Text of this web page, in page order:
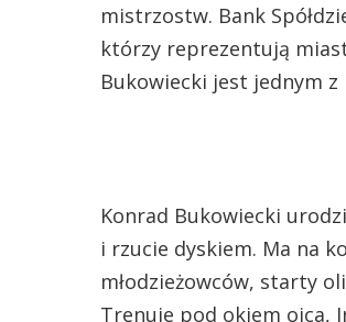
mistrzostw. Bank
którzy reprezentują
Bukowiecki jest jednym z
Konrad Bukowiecki
i rzucie dyskiem. Ma na
młodzieżowców, starty
Trenuje pod okiem ojca,